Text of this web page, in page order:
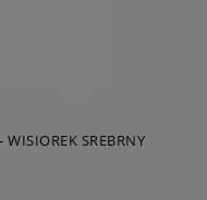
SREBRNY